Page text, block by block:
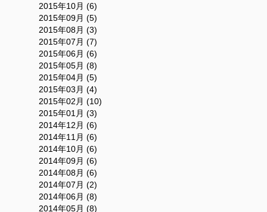
2015年10月 (6)
2015年09月 (5)
2015年08月 (3)
2015年07月 (7)
2015年06月 (6)
2015年05月 (8)
2015年04月 (5)
2015年03月 (4)
2015年02月 (10)
2015年01月 (3)
2014年12月 (6)
2014年11月 (6)
2014年10月 (6)
2014年09月 (6)
2014年08月 (6)
2014年07月 (2)
2014年06月 (8)
2014年05月 (8)